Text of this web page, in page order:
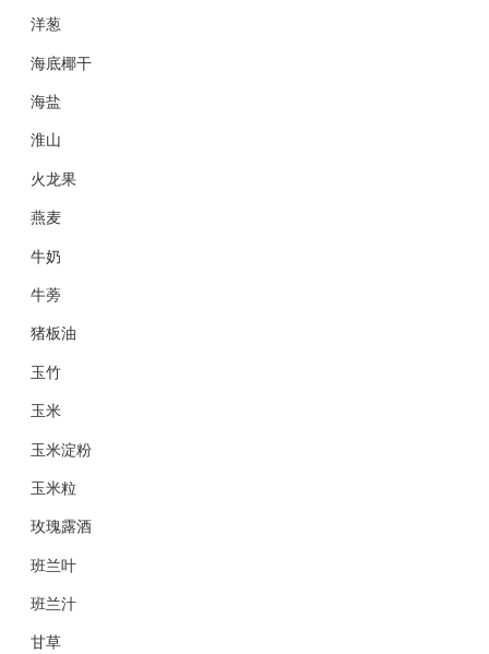
洋葱
海底椰干
海盐
淮山
火龙果
燕麦
牛奶
牛蒡
猪板油
玉竹
玉米
玉米淀粉
玉米粒
玫瑰露酒
班兰叶
班兰汁
甘草